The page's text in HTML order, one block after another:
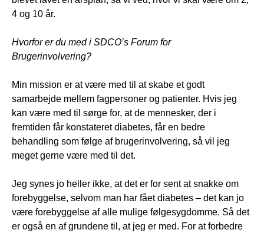
4 og 10 år.
Hvorfor er du med i SDCO’s Forum for
Brugerinvolvering?
Min mission er at være med til at skabe et godt
samarbejde mellem fagpersoner og patienter. Hvis jeg
kan være med til sørge for, at de mennesker, der i
fremtiden får konstateret diabetes, får en bedre
behandling som følge af brugerinvolvering, så vil jeg
meget gerne være med til det.
Jeg synes jo heller ikke, at det er for sent at snakke om
forebyggelse, selvom man har fået diabetes – det kan jo
være forebyggelse af alle mulige følgesygdomme. Så det
er også en af grundene til, at jeg er med. For at forbedre